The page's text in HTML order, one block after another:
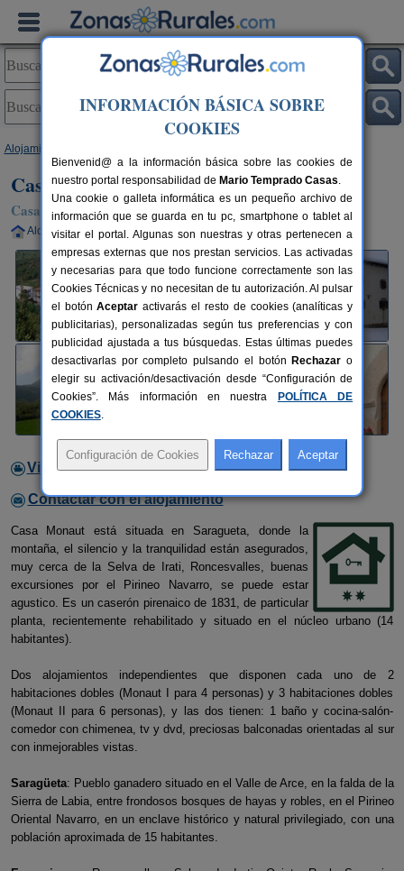
Alojamientos
Casa Monaut I y II
Casa Rural en Saragüeta / Valle de Arce (Navarra)
Alquiler completo 4-6 plazas 35 km de Pamplona
Video
Contactar con el alojamiento
Casa Monaut está situada en Saragueta, donde la
montaña, el silencio y la tranquilidad están asegurados,
muy cerca de la Selva de Irati, Roncesvalles, buenas
excursiones por el Pirineo Navarro, se puede estar
agustico. Es un caserón pirenaico de 1831, de particular
planta, recientemente rehabilitado y situado en el núcleo urbano (14
habitantes).
Dos alojamientos independientes que disponen cada uno de 2
habitaciones dobles (Monaut I para 4 personas) y 3 habitaciones dobles
(Monaut II para 6 personas), y las dos tienen: 1 baño y cocina-salón-
comedor con chimenea, tv y dvd, preciosas balconadas orientadas al sur
con inmejorables vistas.
Saragüeta: Pueblo ganadero situado en el Valle de Arce, en la falda de la
Sierra de Labia, entre frondosos bosques de hayas y robles, en el Pirineo
Oriental Navarro, en un enclave histórico y natural privilegiado, con una
población aproximada de 15 habitantes.
INFORMACIÓN BÁSICA SOBRE
COOKIES
Bienvenid@ a la información básica sobre las cookies de
nuestro portal responsabilidad de Mario Temprado Casas.
Una cookie o galleta informática es un pequeño archivo de
información que se guarda en tu pc, smartphone o tablet al
visitar el portal. Algunas son nuestras y otras pertenecen a
empresas externas que nos prestan servicios. Las activadas
y necesarias para que todo funcione correctamente son las
Cookies Técnicas y no necesitan de tu autorización. Al pulsar
el botónAceptar activarás el resto de cookies (analíticas y
publicitarias), personalizadas según tus preferencias y con
publicidad ajustada a tus búsquedas. Estas últimas puedes
desactivarlas por completo pulsando el botón Rechazar o
elegir su activación/desactivación desde “Configuración de
Cookies”. Más información en nuestra
POLÍTICA DE
COOKIES.